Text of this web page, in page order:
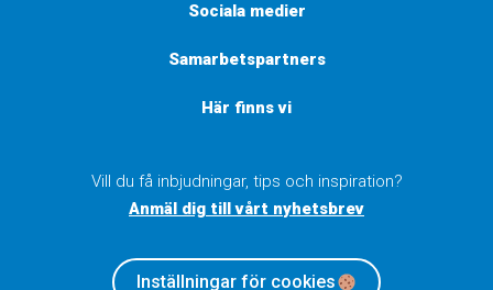
Sociala medier
Samarbetspartners
Här finns vi
Vill du få inbjudningar, tips och inspiration?
Anmäl dig till vårt nyhetsbrev
Inställningar för cookies